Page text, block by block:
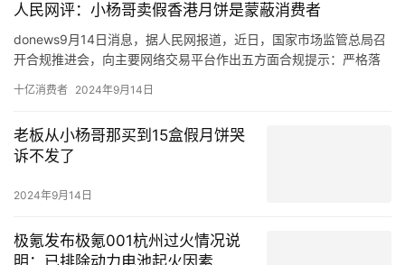
人民网评：小杨哥卖假香港月饼是蒙蔽消费者
donews9月14日消息，据人民网报道，近日，国家市场监管总局召
开合规推进会，向主要网络交易平台作出五方面合规提示：严格落
行为，严格禁止销售违法违禁商品，妥善化解网络消费纠纷。如果
门瞄准内地不知情的消费者，还有购买热情吗。
十亿消费者 2024年9月14日
老板从小杨哥那买到15盒假月饼哭
诉不发了
2024年9月14日
极氪发布极氪001杭州过火情况说